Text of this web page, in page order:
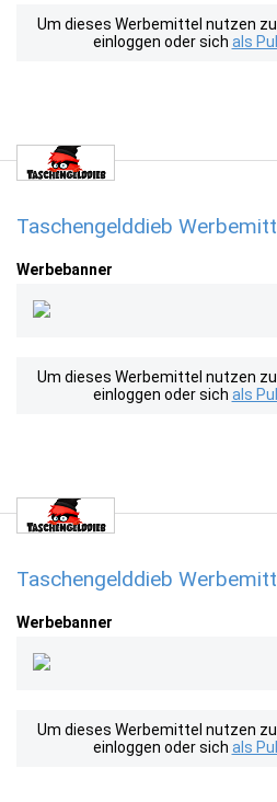
Um dieses Werbemittel nutzen
einloggen oder sich als
Taschengelddieb
Werbebanner
Um dieses Werbemittel nutzen
einloggen oder sich als
Taschengelddieb
Werbebanner
Um dieses Werbemittel nutzen
einloggen oder sich als